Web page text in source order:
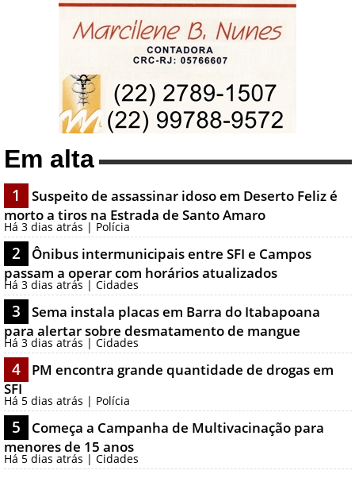
Em alta
1
Suspeito de assassinar idoso em Deserto Feliz é
morto a tiros na Estrada de Santo Amaro
Há 3 dias atrás | Polícia
2
Ônibus intermunicipais entre SFI e Campos
passam a operar com horários atualizados
Há 3 dias atrás | Cidades
3
Sema instala placas em Barra do Itabapoana
para alertar sobre desmatamento de mangue
Há 3 dias atrás | Cidades
4
PM encontra grande quantidade de drogas em
SFI
Há 5 dias atrás | Polícia
5
Começa a Campanha de Multivacinação para
menores de 15 anos
Há 5 dias atrás | Cidades